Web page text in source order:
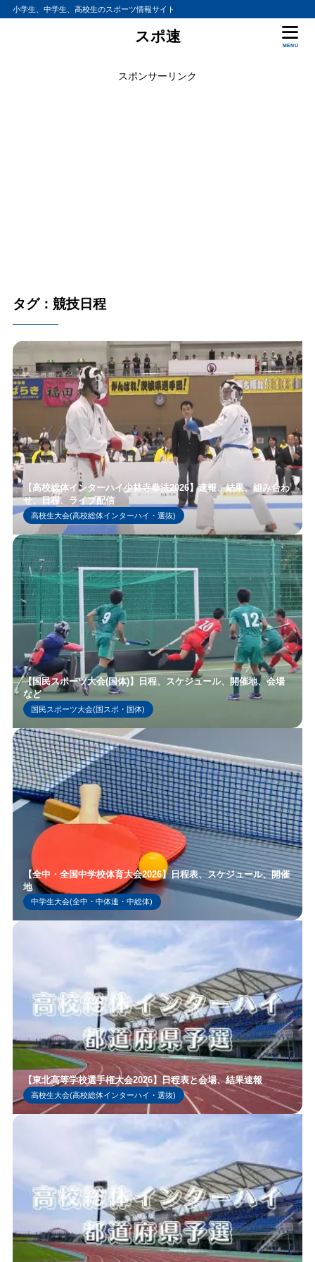
小学生、中学生、高校生のスポーツ情報サイト
スポ速
MENU
スポンサーリンク
タグ：競技日程
【高校総体インターハイ少林寺拳法2026】速報、結果、組み合わ
せ、日程、ライブ配信
高校生大会(高校総体インターハイ・選抜)
【国民スポーツ大会(国体)】日程、スケジュール、開催地、会場
など
国民スポーツ大会(国スポ・国体)
【全中・全国中学校体育大会2026】日程表、スケジュール、開催
地
中学生大会(全中・中体連・中総体)
【東北高等学校選手権大会2026】日程表と会場、結果速報
高校生大会(高校総体インターハイ・選抜)